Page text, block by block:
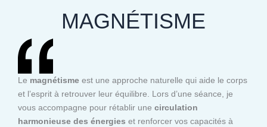
MAGNÉTISME
Le magnétisme est une approche naturelle qui aide le corps
et l’esprit à retrouver leur équilibre. Lors d’une séance, je
vous accompagne pour rétablir une circulation
harmonieuse des énergies et renforcer vos capacités à